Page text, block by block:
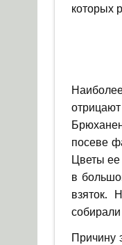
которых
посеве
Цветы ее
в
взяток.
Причину